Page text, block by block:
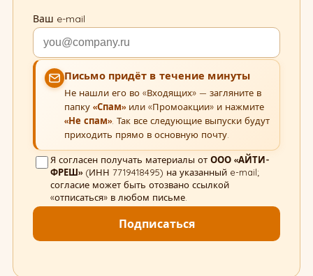
Ваш e-mail
Письмо придёт в течение минуты
Не нашли его во «Входящих» — загляните в
папку «Спам»или «Промоакции» и нажмите
«Не спам». Так все следующие выпуски будут
приходить прямо в основную почту.
Я согласен получать материалы от ООО «АЙТИ-
ФРЕШ»(ИНН 7719418495) на указанный e-mail;
согласие может быть отозвано ссылкой
«отписаться» в любом письме.
Подписаться